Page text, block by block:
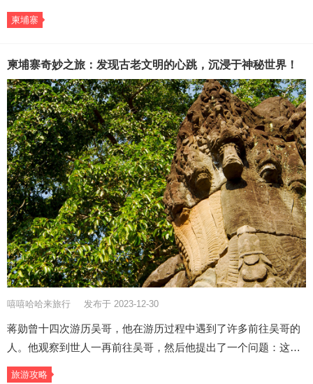
柬埔寨
柬埔寨奇妙之旅：发现古老文明的心跳，沉浸于神秘世界！
嘻嘻哈哈来旅行 发布于 2023-12-30
蒋勋曾十四次游历吴哥，他在游历过程中遇到了许多前往吴哥的
人。他观察到世人一再前往吴哥，然后他提出了一个问题：这…
旅游攻略